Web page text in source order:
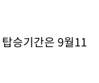
승기간은 9월11